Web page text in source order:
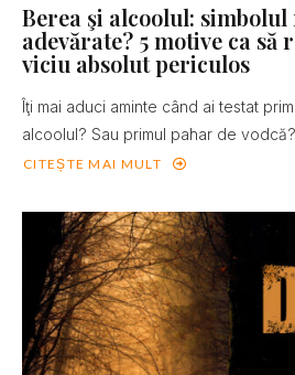
Berea şi alcoolul:
adevărate? 5 motive ca să
viciu absolut periculos
Îţi mai aduci aminte când ai testat
alcoolul? Sau primul pahar de
CITEȘTE MAI MULT